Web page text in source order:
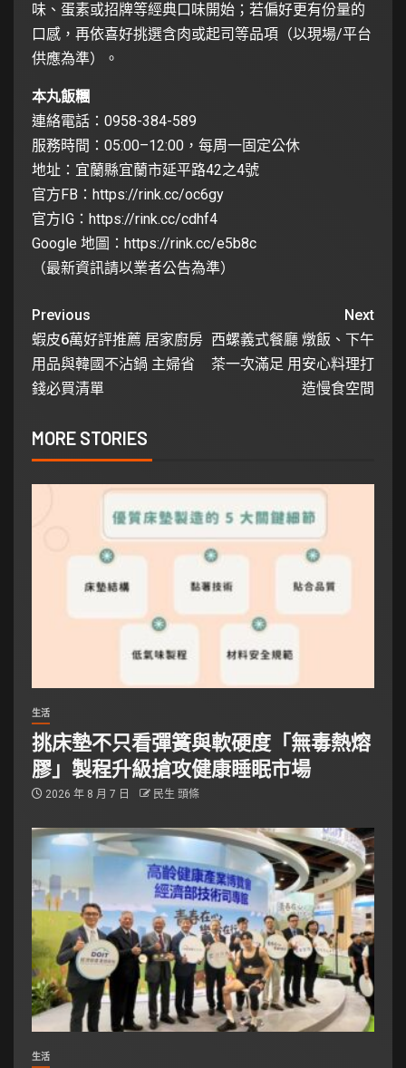
味、蛋素或招牌等經典口味開始；若偏好更有份量的
口感，再依喜好挑選含肉或起司等品項（以現場/平台
供應為準）。
本丸飯糰
連絡電話：0958-384-589
服務時間：05:00–12:00，每周一固定公休
地址：宜蘭縣宜蘭市延平路42之4號
官方FB： https://rink.cc/oc6gy
官方IG： https://rink.cc/cdhf4
Google 地圖： https://rink.cc/e5b8c
（最新資訊請以業者公告為準）
Previous
蝦皮6萬好評推薦 居家廚房
用品與韓國不沾鍋 主婦省
錢必買清單
Next
西螺義式餐廳 燉飯、下午
茶一次滿足 用安心料理打
造慢食空間
MORE STORIES
生活
挑床墊不只看彈簧與軟硬度「無毒熱熔
膠」製程升級搶攻健康睡眠市場
2026 年 8 月 7 日 民生 頭條
生活